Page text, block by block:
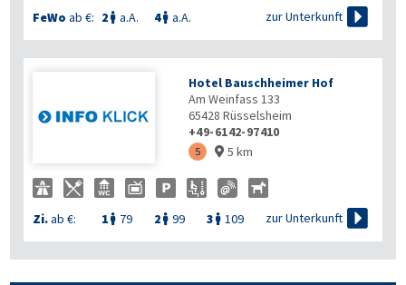
FeWo ab €: 2  a.A. 4 a.A. zur Unterkunft 
Hotel Bauschheimer Hof
Am Weinfass 133
65428 Rüsselsheim
+49-6142-97410
5  5 km
Zi.ab €: 1  79 2  99 3  109 zur Unterkunft 